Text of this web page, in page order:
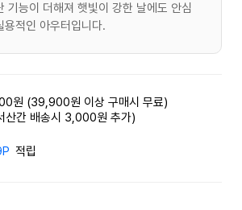
기능이 더해져 햇빛이 강한 날에도 안심
용적인 아우터입니다.
원 (39,900원 이상 구매시 무료)
산간 배송시 3,000원 추가)
적립